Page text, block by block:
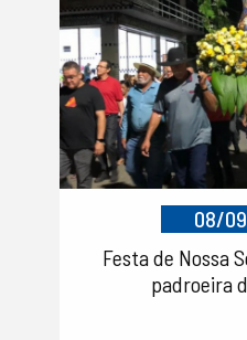
08/
Festa de Nossa
padroeira